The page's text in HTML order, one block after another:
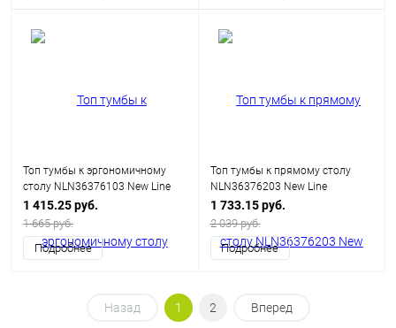
Топ тумбы к эргономичному
столу NLN36376103 New Line
1 415.25 руб.
1 665 руб.
Подробнее
Топ тумбы к прямому столу
NLN36376203 New Line
1 733.15 руб.
2 039 руб.
Подробнее
Назад 1 2 Вперед